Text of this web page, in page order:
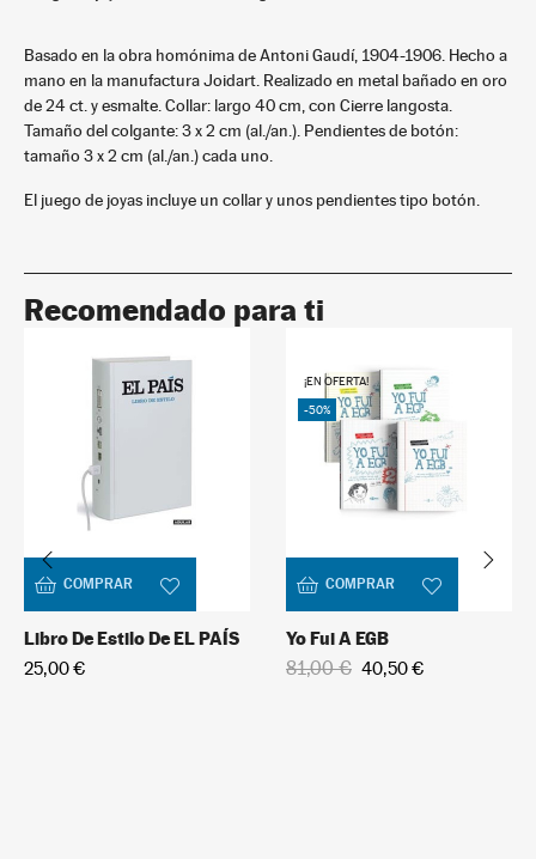
Basado en la obra homónima de Antoni Gaudí, 1904-1906. Hecho a
mano en la manufactura Joidart. Realizado en metal bañado en oro
de 24 ct. y esmalte. Collar: largo 40 cm, con Cierre langosta.
Tamaño del colgante: 3 x 2 cm (al./an.). Pendientes de botón:
tamaño 3 x 2 cm (al./an.) cada uno.
El juego de joyas incluye un collar y unos pendientes tipo botón.
Recomendado para ti
COMPRAR
Libro De Estilo De EL PAÍS
25,00 €
¡EN OFERTA!
-50%
COMPRAR
Yo Fui A EGB
81,00 € 40,50 €